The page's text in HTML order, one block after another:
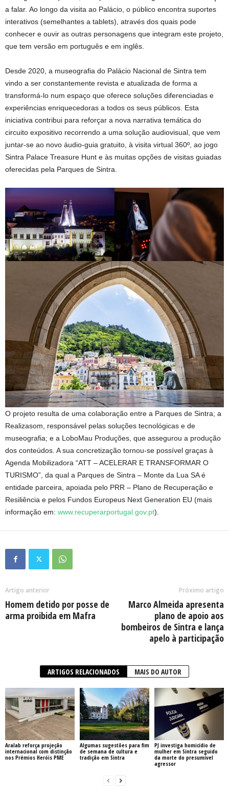
a falar. Ao longo da visita ao Palácio, o público encontra suportes
interativos (semelhantes a tablets), através dos quais pode
conhecer e ouvir as outras personagens que integram este projeto,
que tem versão em português e em inglês.
Desde 2020, a museografia do Palácio Nacional de Sintra tem
vindo a ser constantemente revista e atualizada de forma a
transformá-lo num espaço que oferece soluções diferenciadas e
experiências enriquecedoras a todos os seus públicos. Esta
iniciativa contribui para reforçar a nova narrativa temática do
circuito expositivo recorrendo a uma solução audiovisual, que vem
juntar-se ao novo áudio-guia gratuito, à visita virtual 360º, ao jogo
Sintra Palace Treasure Hunt e às muitas opções de visitas guiadas
oferecidas pela Parques de Sintra.
O projeto resulta de uma colaboração entre a Parques de Sintra; a
Realizasom, responsável pelas soluções tecnológicas e de
museografia; e a LoboMau Produções, que assegurou a produção
dos conteúdos. A sua concretização tornou-se possível graças à
Agenda Mobilizadora “ATT – ACELERAR E TRANSFORMAR O
TURISMO”, da qual a Parques de Sintra – Monte da Lua SA é
entidade parceira, apoiada pelo PRR – Plano de Recuperação e
Resiliência e pelos Fundos Europeus Next Generation EU (mais
informação em: www.recuperarportugal.gov.pt).
Artigo anterior
Homem detido por posse de
arma proibida em Mafra
Próximo artigo
Marco Almeida apresenta
plano de apoio aos
bombeiros de Sintra e lança
apelo à participação
ARTIGOS RELACIONADOS MAIS DO AUTOR
Aralab reforça projeção
internacional com distinção
nos Prémios Heróis PME
Algumas sugestões para fim
de semana de cultura e
tradição em Sintra
PJ investiga homicídio de
mulher em Sintra seguido
da morte do presumível
agressor